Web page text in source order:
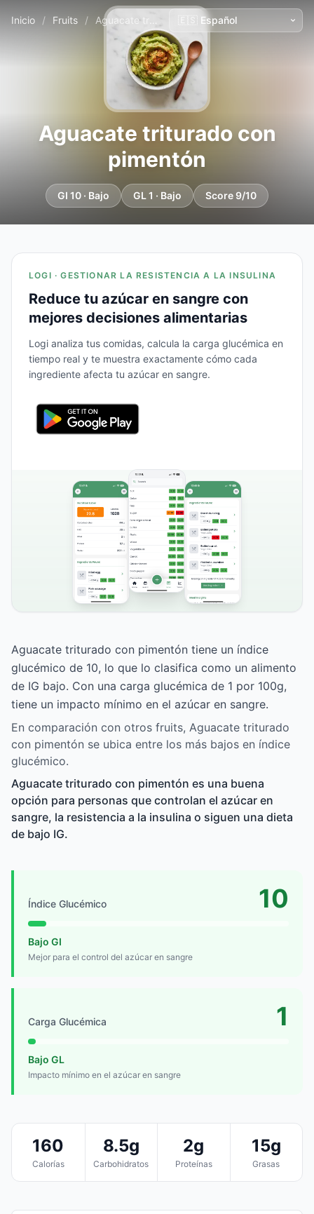
Inicio / Fruits / Aguacate triturado con pimentón
Aguacate triturado con
pimentón
GI 10 · Bajo GL 1 · Bajo Score 9/10
LOGI · GESTIONAR LA RESISTENCIA A LA INSULINA
Reduce tu azúcar en sangre con
mejores decisiones alimentarias
Logi analiza tus comidas, calcula la carga glucémica en
tiempo real y te muestra exactamente cómo cada
ingrediente afecta tu azúcar en sangre.
Aguacate triturado con pimentón tiene un índice
glucémico de 10, lo que lo clasifica como un alimento
de IG bajo. Con una carga glucémica de 1 por 100g,
tiene un impacto mínimo en el azúcar en sangre.
En comparación con otros fruits, Aguacate triturado
con pimentón se ubica entre los más bajos en índice
glucémico.
Aguacate triturado con pimentón es una buena
opción para personas que controlan el azúcar en
sangre, la resistencia a la insulina o siguen una dieta
de bajo IG.
Índice Glucémico 10
Bajo GI
Mejor para el control del azúcar en sangre
Carga Glucémica 1
Bajo GL
Impacto mínimo en el azúcar en sangre
160
Calorías
8.5g
Carbohidratos
2g
Proteínas
15g
Grasas